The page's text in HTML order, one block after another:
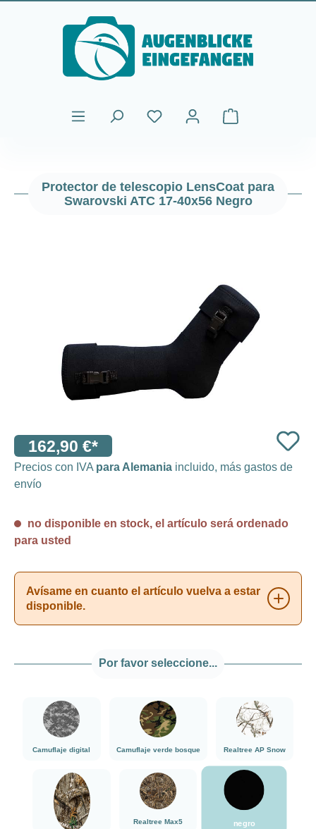
Saltar al contenido principal
El carrito de
Protector de telescopio LensCoat para
Swarovski ATC 17-40x56 Negro
162,90 €*
Precios con IVA para Alemania incluido, más gastos de
envío
no disponible en stock, el artículo será ordenado
para usted
Avísame en cuanto el artículo vuelva a estar
disponible.
Por favor seleccione...
Camuflaje digital
###Camuflaje digital###LensCoat
Camuflaje verde bosque
###Camuflaje verde bosque###LensCoat
Realtree AP Snow
###Realtree AP
###Realtree Edge###LensCoat
Realtree Max5
###Realtree Max5###LensCoat
negro
negro